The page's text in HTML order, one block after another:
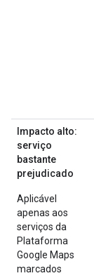
Impacto alto:
serviço
bastante
prejudicado
Aplicável
apenas aos
serviços da
Plataforma
Google Maps
marcados